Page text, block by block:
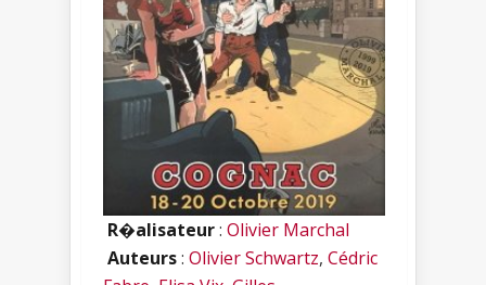
R�alisateur: Olivier Marchal
Auteurs: Olivier Schwartz, Cédric